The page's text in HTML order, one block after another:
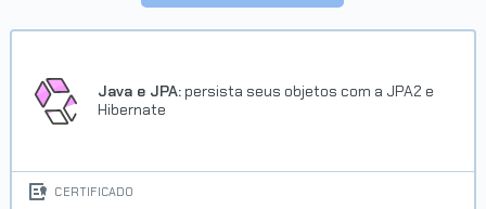
Java e JPA: persista seus objetos com a JPA2 e
Hibernate
CERTIFICADO